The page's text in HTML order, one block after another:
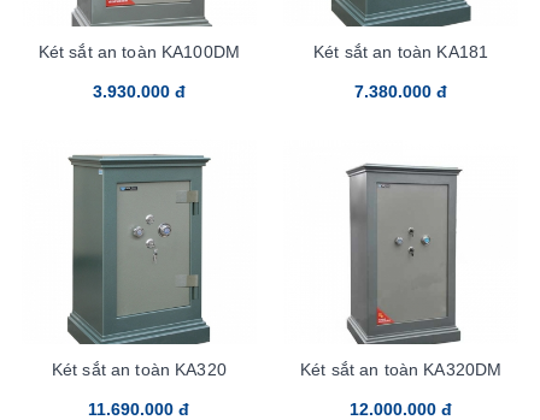
Két sắt an toàn KA100DM
3.930.000 đ
Két sắt an toàn KA181
7.380.000 đ
Két sắt an toàn KA320
11.690.000 đ
Két sắt an toàn KA320DM
12.000.000 đ